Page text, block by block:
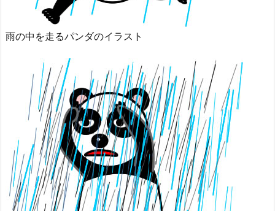
雨の中を走るパンダのイラスト